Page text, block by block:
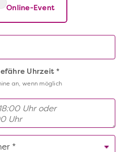
Online-Event
Uhrzeit *
an, wenn möglich